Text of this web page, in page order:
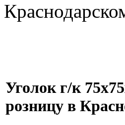
Уголок г/к
розницу в